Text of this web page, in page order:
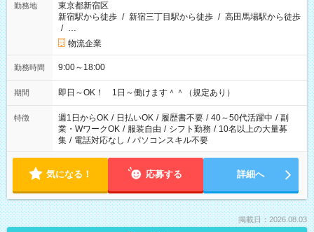
勤務地
東京都新宿区
新宿駅から徒歩 / 新宿三丁目駅から徒歩 / 高田馬場駅から徒歩
/ …
物流企業
勤務時間 9:00～18:00
期間 即日～OK！ 1日～働けます＾＾（規定あり）
特徴 週1日からOK / 日払いOK / 履歴書不要 / 40～50代活躍中 / 副
業・WワークOK / 服装自由 / シフト勤務 / 10名以上の大量募
集 / 電話対応なし / パソコンスキル不要
気になる！ 応募する 詳細へ
掲載日：2026.08.03